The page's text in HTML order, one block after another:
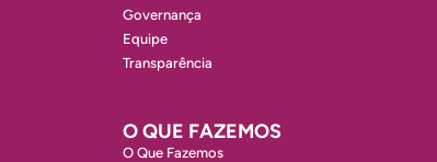
Governança
Equipe
Transparência
O QUE FAZEMOS
O Que Fazemos